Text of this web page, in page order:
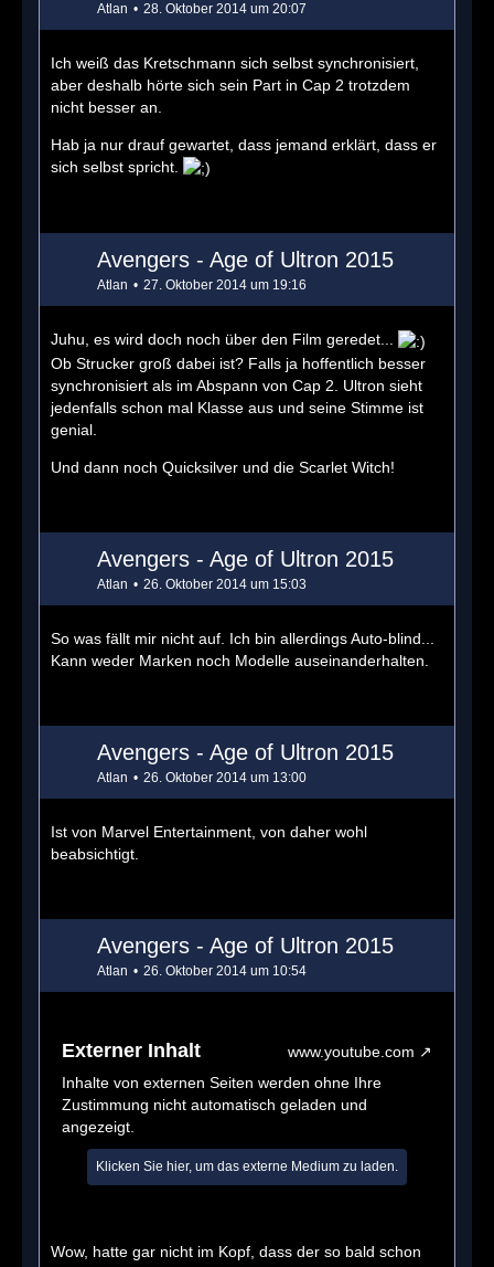
Atlan 28. Oktober 2014 um 20:07
Ich weiß das Kretschmann sich selbst synchronisiert,
aber deshalb hörte sich sein Part in Cap 2 trotzdem
nicht besser an.
Hab ja nur drauf gewartet, dass jemand erklärt, dass er
sich selbst spricht.
Avengers - Age of Ultron 2015
Atlan 27. Oktober 2014 um 19:16
Juhu, es wird doch noch über den Film geredet...
Ob Strucker groß dabei ist? Falls ja hoffentlich besser
synchronisiert als im Abspann von Cap 2. Ultron sieht
jedenfalls schon mal Klasse aus und seine Stimme ist
genial.
Und dann noch Quicksilver und die Scarlet Witch!
Avengers - Age of Ultron 2015
Atlan 26. Oktober 2014 um 15:03
So was fällt mir nicht auf. Ich bin allerdings Auto-blind...
Kann weder Marken noch Modelle auseinanderhalten.
Avengers - Age of Ultron 2015
Atlan 26. Oktober 2014 um 13:00
Ist von Marvel Entertainment, von daher wohl
beabsichtigt.
Avengers - Age of Ultron 2015
Atlan 26. Oktober 2014 um 10:54
Externer Inhalt
www.youtube.com
Inhalte von externen Seiten werden ohne Ihre
Zustimmung nicht automatisch geladen und
angezeigt.
Klicken Sie hier, um das externe Medium zu laden.
Wow, hatte gar nicht im Kopf, dass der so bald schon